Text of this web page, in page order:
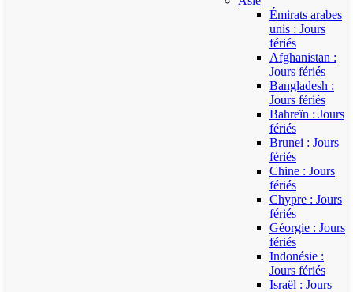
Émirats arabes
unis : Jours
fériés
Afghanistan :
Jours fériés
Bangladesh :
Jours fériés
Bahreïn : Jours
fériés
Brunei : Jours
fériés
Chine : Jours
fériés
Chypre : Jours
fériés
Géorgie : Jours
fériés
Indonésie :
Jours fériés
Israël : Jours